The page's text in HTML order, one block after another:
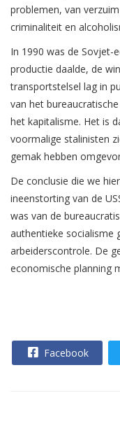
problemen, van
criminaliteit en
In 1990 was de Sovjet-
productie daalde, de
transportstelsel lag in
van het
het kapitalisme. Het is
voormalige stalinisten
gemak hebben
De conclusie die we
ineenstorting van de
was van de
authentieke socialisme
arbeiderscontrole. De
economische planning
Facebook